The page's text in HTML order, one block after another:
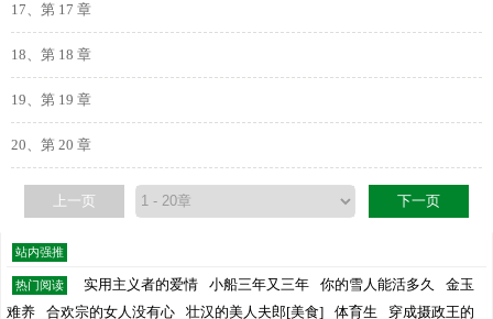
17、第 17 章
18、第 18 章
19、第 19 章
20、第 20 章
上一页 下一页
站内强推
热门阅读 实用主义者的爱情 小船三年又三年 你的雪人能活多久
金玉
难养
合欢宗的女人没有心 壮汉的美人夫郎[美食] 体育生 穿成摄政王的